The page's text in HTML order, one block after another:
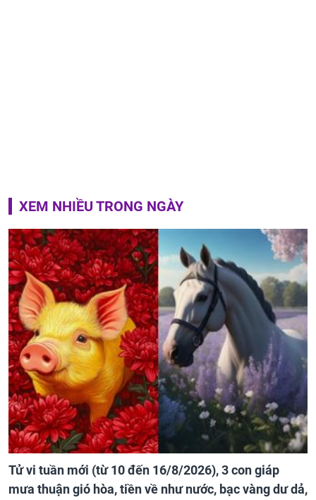
XEM NHIỀU TRONG NGÀY
Tử vi tuần mới (từ 10 đến 16/8/2026), 3 con giáp
mưa thuận gió hòa, tiền về như nước, bạc vàng dư dả,